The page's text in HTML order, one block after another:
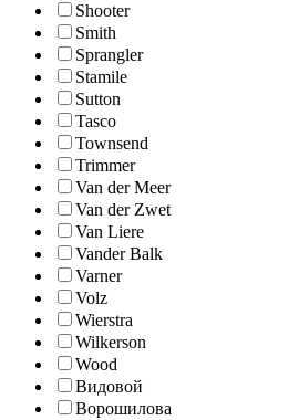
Shooter
Smith
Sprangler
Stamile
Sutton
Tasco
Townsend
Trimmer
Van der Meer
Van der Zwet
Van Liere
Vander Balk
Varner
Volz
Wierstra
Wilkerson
Wood
Видовой
Ворошилова